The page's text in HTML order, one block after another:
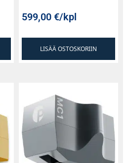
599,00€/kpl
LISÄÄ OSTOSKORIIN